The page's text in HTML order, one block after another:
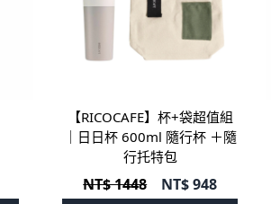
【RICOCAFE】杯+袋超值組
｜日日杯 600ml 隨行杯 ＋隨
行托特包
NT$ 1448 NT$948